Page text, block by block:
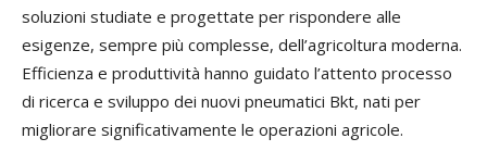
soluzioni studiate e progettate per rispondere alle
esigenze, sempre più complesse, dell’agricoltura moderna.
Efficienza e produttività hanno guidato l’attento processo
di ricerca e sviluppo dei nuovi pneumatici Bkt, nati per
migliorare significativamente le operazioni agricole.